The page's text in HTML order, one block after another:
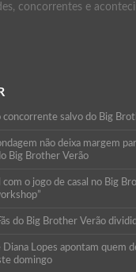
concorrentes e
concorrente salvo do Big
não deixa margem
Big Brother Verão
com o jogo de casal no Big
do Big Brother Verão
Diana Lopes apontam quem
domingo